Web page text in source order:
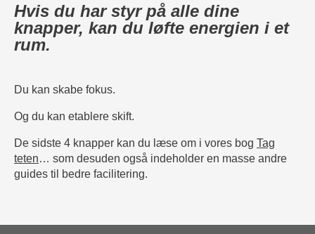
Hvis du har styr på alle dine
knapper, kan du løfte energien i et
rum.
Du kan skabe fokus.
Og du kan etablere skift.
De sidste 4 knapper kan du læse om i vores bog Tag
teten… som desuden også indeholder en masse andre
guides til bedre facilitering.